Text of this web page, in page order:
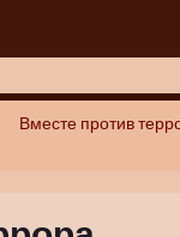
Вместе против